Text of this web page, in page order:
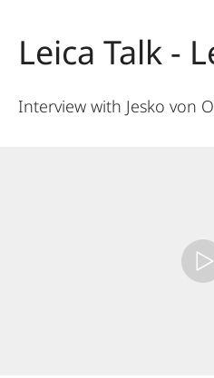
Leica Talk -
Interview with Jesko von